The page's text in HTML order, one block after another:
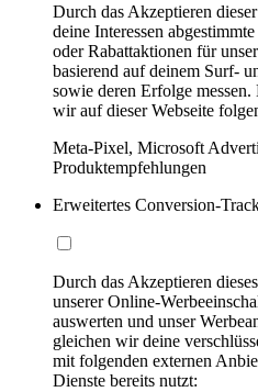
Durch das Akzeptieren
deine Interessen
oder Rabattaktionen für
basierend auf deinem Surf-
sowie deren Erfolge
wir auf dieser Webseite
Meta-Pixel, Microsoft
Produktempfehlungen
Erweitertes Conversion-
Durch das Akzeptieren
unserer Online-
auswerten und unser
gleichen wir deine
mit folgenden externen
Dienste bereits nutzt: